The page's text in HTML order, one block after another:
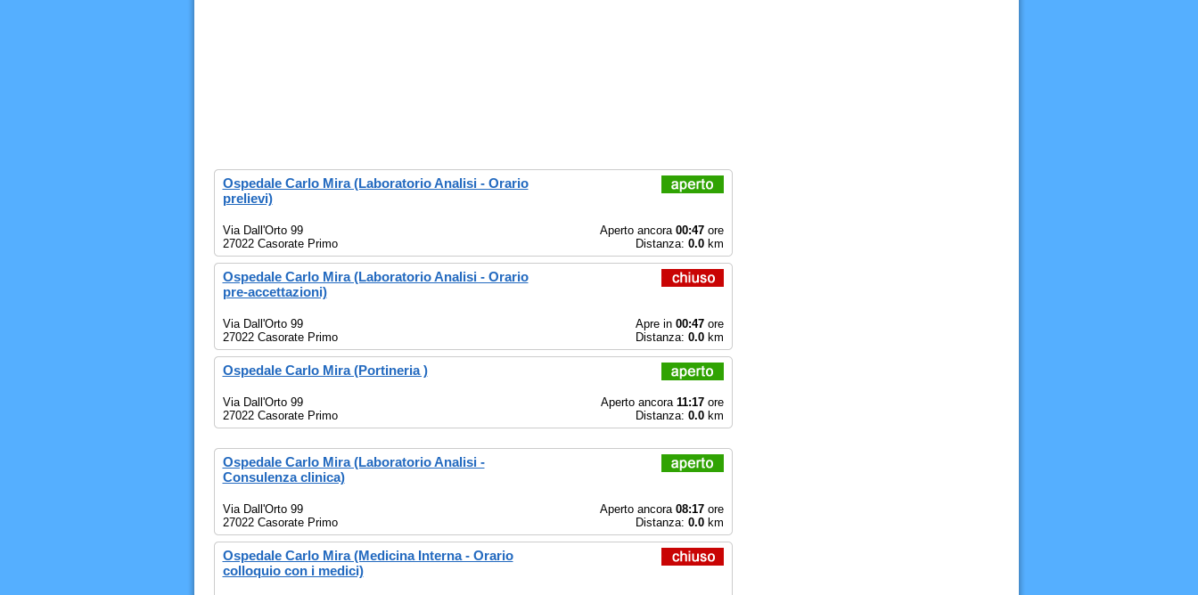
Ospedale Carlo Mira (Laboratorio Analisi - Orario
prelievi)
Via Dall'Orto 99
27022 Casorate Primo
Aperto ancora 00:47ore
Distanza: 0.0km
Ospedale Carlo Mira (Laboratorio Analisi - Orario
pre-accettazioni)
Via Dall'Orto 99
27022 Casorate Primo
Apre in 00:47ore
Distanza: 0.0km
Ospedale Carlo Mira (Portineria )
Via Dall'Orto 99
27022 Casorate Primo
Aperto ancora 11:17ore
Distanza: 0.0km
Ospedale Carlo Mira (Laboratorio Analisi -
Consulenza clinica)
Via Dall'Orto 99
27022 Casorate Primo
Aperto ancora 08:17ore
Distanza: 0.0km
Ospedale Carlo Mira (Medicina Interna - Orario
colloquio con i medici)